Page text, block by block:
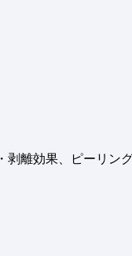
・剥離効果、ピーリン